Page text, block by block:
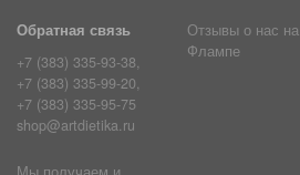
Обратная связь
+7 (383) 335-93-38,
+7 (383) 335-99-20,
+7 (383) 335-95-75
shop@artdietika.ru
Отзывы о нас на
Флампе